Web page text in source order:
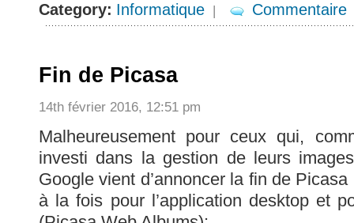
Category: Informatique | Commentaire
Fin de Picasa
14th février 2016, 12:51 pm
Malheureusement pour ceux qui,
investi dans la gestion de leurs
Google vient d’annoncer la fin de
à la fois pour l’application desktop et